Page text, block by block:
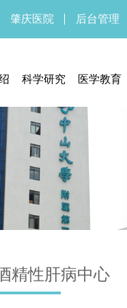
肇庆医院 后台管理
科学研究
医学伦理委员会
实验医学部
期刊中心
医学教育
精性肝病中心